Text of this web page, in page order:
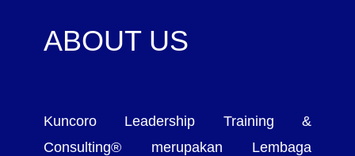
ABOUT US
Kuncoro Leadership Training &
Consulting® merupakan Lembaga